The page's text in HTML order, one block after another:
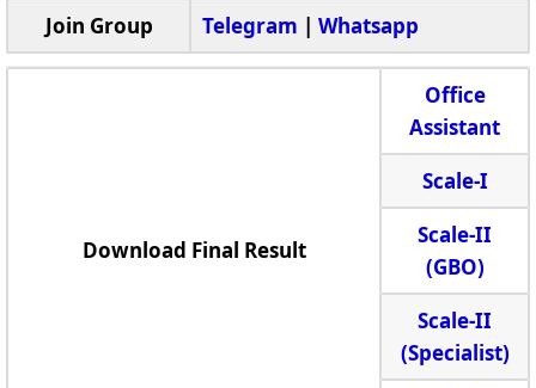
Join Group Telegram | Whatsapp
Download Final Result
Office
Assistant
Scale-I
Scale-II
(GBO)
Scale-II
(Specialist)